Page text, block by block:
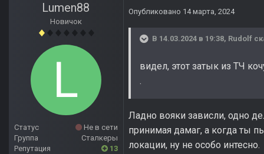
Lumen88
Новичок
Статус
Не в сети
Группа
Сталкеры
Репутация
13
Опубликовано 14 марта, 2024
В 14.03.2024 в 19:38, Rudolf
видел, этот затык из ТЧ
.
Ладно вояки зависли, одно
принимая дамаг, а когда ты
локации, ну не особо интесно.